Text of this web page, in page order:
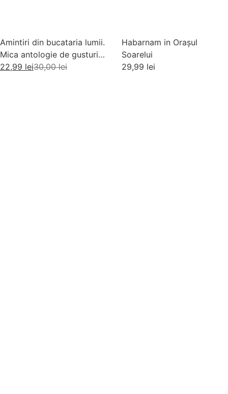
Amintiri din bucataria lumii.
Mica antologie de gusturi,
stari si gustari
30,00lei
22,99 lei
Habarnam in Orașul
Soarelui
29,99 lei